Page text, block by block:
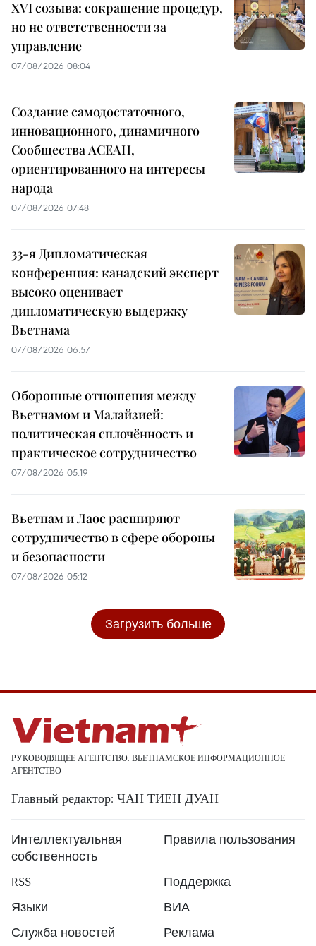
XVI созыва: сокращение процедур,
но не ответственности за
управление
07/08/2026 08:04
Создание самодостаточного,
инновационного, динамичного
Сообщества АСЕАН,
ориентированного на интересы
народа
07/08/2026 07:48
33-я Дипломатическая
конференция: канадский эксперт
высоко оценивает
дипломатическую выдержку
Вьетнама
07/08/2026 06:57
Оборонные отношения между
Вьетнамом и Малайзией:
политическая сплочённость и
практическое сотрудничество
07/08/2026 05:19
Вьетнам и Лаос расширяют
сотрудничество в сфере обороны
и безопасности
07/08/2026 05:12
Загрузить больше
РУКОВОДЯЩЕЕ АГЕНТСТВО: ВЬЕТНАМСКОЕ ИНФОРМАЦИОННОЕ
АГЕНТСТВО
Главный редактор: ЧАН ТИЕН ДУАН
Интеллектуальная
собственность
Правила пользования
RSS
Поддержка
Языки
ВИА
Служба новостей
Реклама